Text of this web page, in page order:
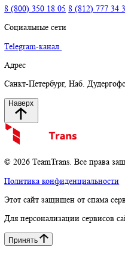
Таможенное
Международные
Доставка негабаритных
Статьи
Контакты
8 (800) 350 18 05
Социальные сети
Telegram-канал
Адрес
Наверх